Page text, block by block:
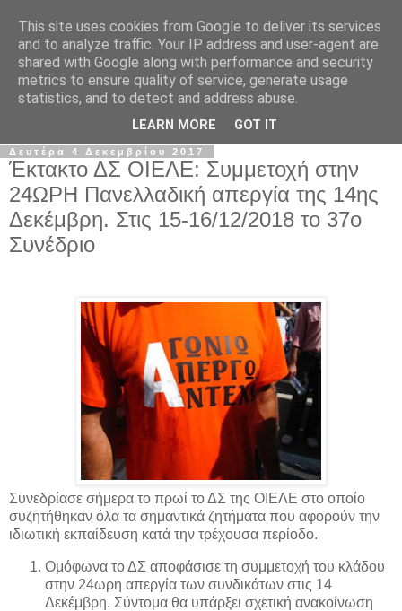
Σ.Ι.Ε.Λ.Β.Ε.
Ο επίσημος ιστότοπος του Συλλόγου Ιδιωτικών
Εκπαιδευτικών Λειτουργών Βόρειας Ελλάδας
Δευτέρα 4 Δεκεμβρίου 2017
Έκτακτο ΔΣ ΟΙΕΛΕ: Συμμετοχή στην
24ΩΡΗ Πανελλαδική απεργία της 14ης
Δεκέμβρη. Στις 15-16/12/2018 το 37o
Συνέδριο
Συνεδρίασε σήμερα το πρωί το ΔΣ της ΟΙΕΛΕ στο οποίο
συζητήθηκαν όλα τα σημαντικά ζητήματα που αφορούν την
ιδιωτική εκπαίδευση κατά την τρέχουσα περίοδο.
Ομόφωνα το ΔΣ αποφάσισε τη συμμετοχή του κλάδου
στην 24ωρη απεργία των συνδικάτων στις 14
Δεκέμβρη. Σύντομα θα υπάρξει σχετική ανακοίνωση
This site uses cookies from Google to deliver its services
and to analyze traffic. Your IP address and user-agent are
shared with Google along with performance and security
metrics to ensure quality of service, generate usage
statistics, and to detect and address abuse.
LEARN MORE GOT IT